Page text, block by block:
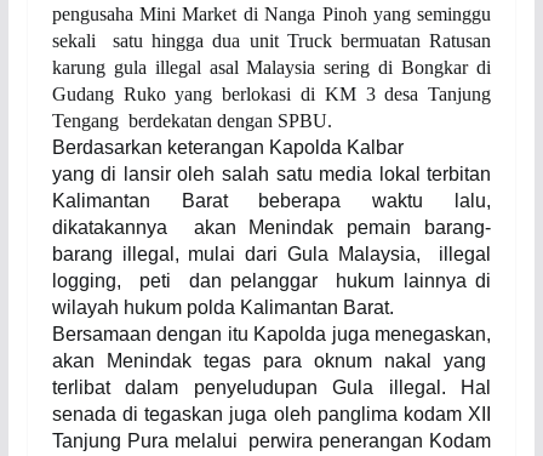
pengusaha Mini Market di Nanga Pinoh yang seminggu
sekali
satu hingga dua unit Truck bermuatan Ratusan
karung gula illegal asal Malaysia sering di Bongkar di
Gudang Ruko yang berlokasi di KM 3 desa Tanjung
Tengang berdekatan dengan SPBU.
Berdasarkan keterangan Kapolda Kalbar
yang di lansir oleh salah satu media lokal terbitan
Kalimantan Barat beberapa waktu lalu,
dikatakannya
akan Menindak pemain barang-
barang illegal, mulai dari Gula Malaysia, illegal
logging,
peti dan pelanggar
hukum lainnya di
wilayah hukum polda Kalimantan Barat.
Bersamaan dengan itu Kapolda juga menegaskan,
akan Menindak tegas para oknum nakal yang
terlibat dalam penyeludupan Gula illegal. Hal
senada di tegaskan juga oleh panglima kodam XII
Tanjung Pura melalui
perwira penerangan Kodam